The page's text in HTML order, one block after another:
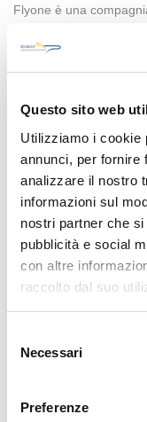
Questo sito web
Utilizziamo i cookie
annunci, per fornire
analizzare il nostro
informazioni sul
nostri partner che
pubblicità e social
con altre
raccolto dal suo
delNecessari
Preferenze
Flyone è una
Opera voli di linea e
Ryanair
Ryanair è una